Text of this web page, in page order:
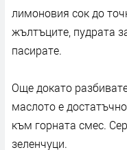
лимоновия сок до
жълтъците, пудрата
пасирате.
Още докато
маслото е
към горната смес.
зеленчуци.